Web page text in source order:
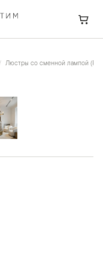
Люстры со сменной лампой